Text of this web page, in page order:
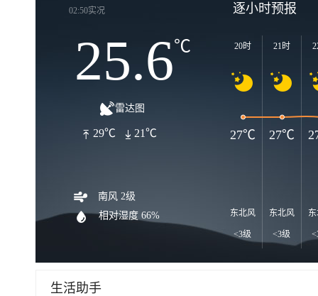
02:50实况
25.6℃
雷达图
29℃ 21℃
南风 2级
相对湿度 66%
逐小时预报
20时
东北风
<3级
21时
东北风
<3级
27℃ 27℃
生活助手